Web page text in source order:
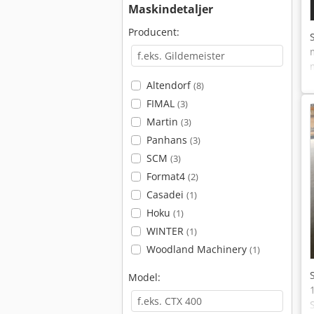
Maskindetaljer
Producent:
Altendorf(8)
FIMAL (3)
Martin (3)
Panhans (3)
SCM (3)
Format4 (2)
Casadei (1)
Hoku (1)
WINTER (1)
Woodland Machinery (1)
Model: